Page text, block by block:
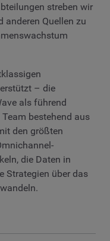
streben wir
anderen Quellen zu
– die
als führend
bestehend aus
den größten
die Daten in
Strategien über das